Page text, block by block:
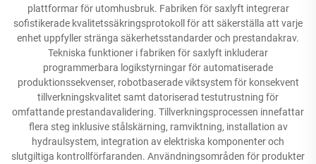
plattformar för utomhusbruk. Fabriken för saxlyft integrerar
sofistikerade kvalitetssäkringsprotokoll för att säkerställa att varje
enhet uppfyller stränga säkerhetsstandarder och prestandakrav.
Tekniska funktioner i fabriken för saxlyft inkluderar
programmerbara logikstyrningar för automatiserade
produktionssekvenser, robotbaserade viktsystem för konsekvent
tillverkningskvalitet samt datoriserad testutrustning för
omfattande prestandavalidering. Tillverkningsprocessen innefattar
flera steg inklusive stålskärning, ramviktning, installation av
hydraulsystem, integration av elektriska komponenter och
slutgiltiga kontrollförfaranden. Användningsområden för produkter